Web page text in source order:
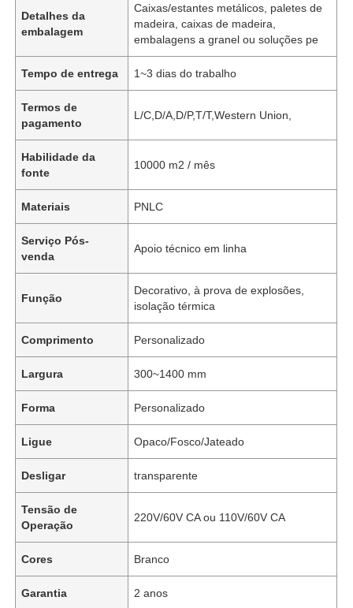
Detalhes da
embalagem
Caixas/estantes metálicos, paletes de
madeira, caixas de madeira,
embalagens a granel ou soluções pe
Tempo de entrega 1~3 dias do trabalho
Termos de
pagamento
L/C,D/A,D/P,T/T,Western Union,
Habilidade da
fonte
10000 m2 / mês
Materiais PNLC
Serviço Pós-
venda
Apoio técnico em linha
Função
Decorativo, à prova de explosões,
isolação térmica
Comprimento Personalizado
Largura 300~1400 mm
Forma Personalizado
Ligue Opaco/Fosco/Jateado
Desligar transparente
Tensão de
Operação
220V/60V CA ou 110V/60V CA
Cores Branco
Garantia 2 anos